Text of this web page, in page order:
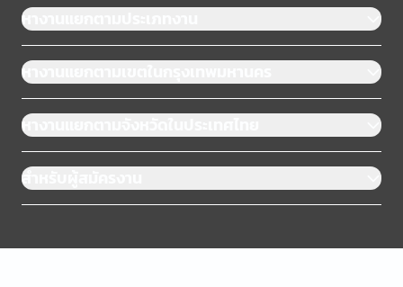
หางานแยกตามประเภทงาน
หางานแยกตามเขตในกรุงเทพมหานคร
หางานแยกตามจังหวัดในประเทศไทย
สำหรับผู้สมัครงาน